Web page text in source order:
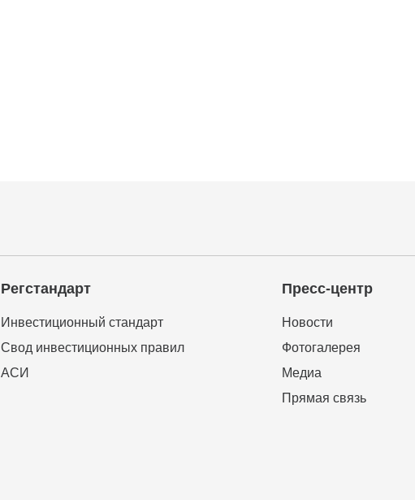
Регстандарт
Инвестиционный стандарт
Свод инвестиционных правил
АСИ
Пресс-центр
Новости
Фотогалерея
Медиа
Прямая связь